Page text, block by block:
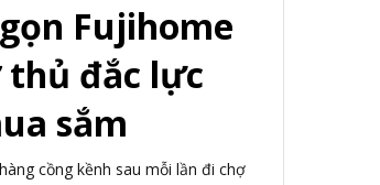
Fujihome
thủ đắc lực
sắm
cồng kềnh sau mỗi lần đi chợ